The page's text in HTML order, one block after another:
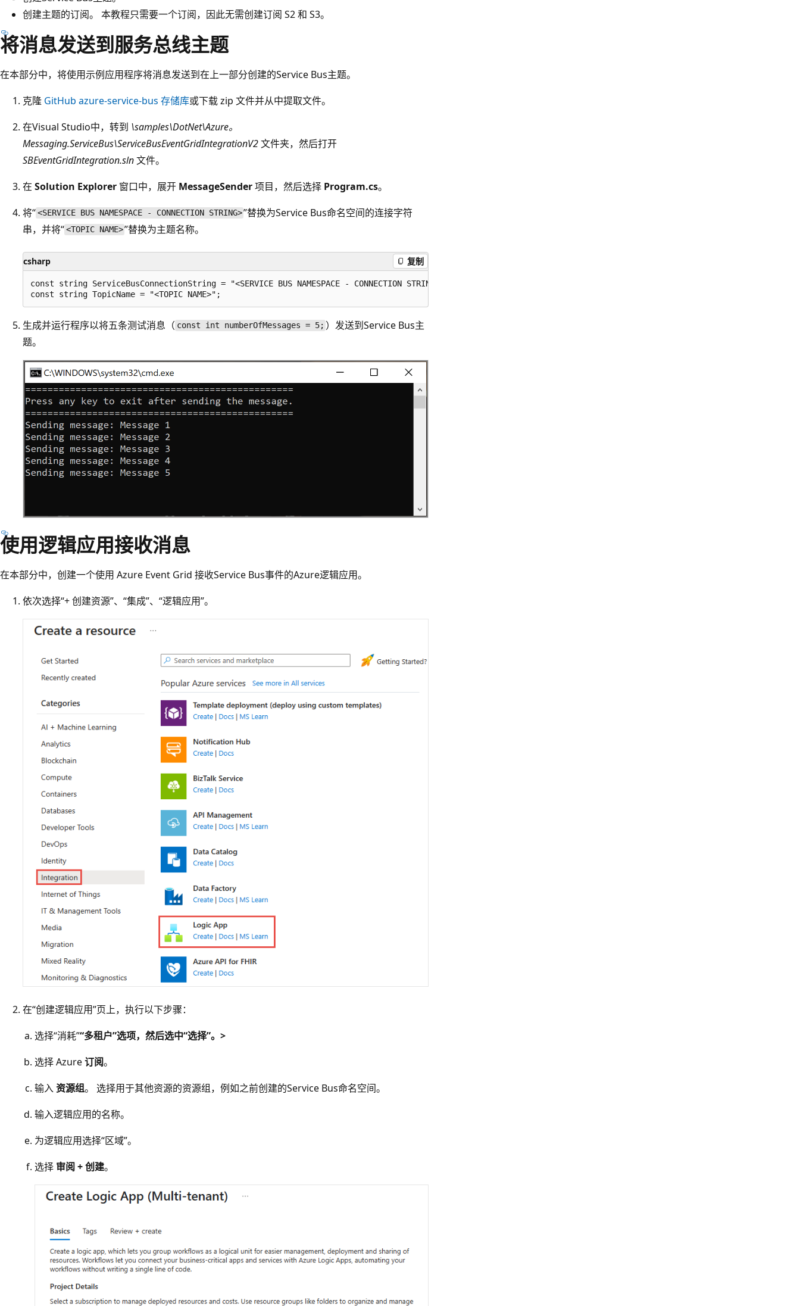
创建主题的订阅。 本教程只需要一个订阅，因此无需创建订阅 S2 和 S3。
将消息发送到服务总线主题
在本部分中，将使用示例应用程序将消息发送到在上一部分创建的Service Bus主题。
克隆 GitHub azure-service-bus 存储库或下载 zip 文件并从中提取文件。
在Visual Studio中，转到 \samples\DotNet\Azure。
Messaging.ServiceBus\ServiceBusEventGridIntegrationV2文件夹，然后打开
SBEventGridIntegration.sln文件。
在 Solution Explorer 窗口中，展开 MessageSender项目，然后选择 Program.cs。
将“<SERVICE BUS NAMESPACE - CONNECTION STRING>”替换为Service Bus命名空间的连接字符
串，并将“<TOPIC NAME>”替换为主题名称。
csharp 复制
const string ServiceBusConnectionString = "<SERVICE BUS NAMESPACE - CONNECTION STRING>";
生成并运行程序以将五条测试消息（ const int numberOfMessages = 5; ）发送到Service Bus主
题。
使用逻辑应用接收消息
在本部分中，创建一个使用 Azure Event Grid 接收Service Bus事件的Azure逻辑应用。
依次选择“+ 创建资源”、“集成”、“逻辑应用”。
在“创建逻辑应用”页上，执行以下步骤：
选择“消耗”“多租户”选项，然后选中“选择”。 >
选择 Azure订阅。
输入资源组。 选择用于其他资源的资源组，例如之前创建的Service Bus命名空间。
输入逻辑应用的名称。
为逻辑应用选择“区域”。
选择 审阅 + 创建。